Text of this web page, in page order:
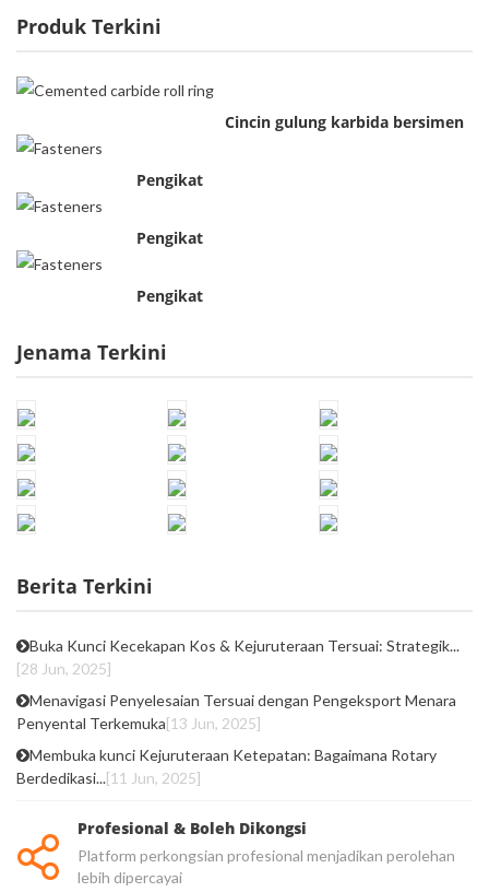
Produk Terkini
Cincin gulung karbida bersimen
Pengikat
Pengikat
Pengikat
Jenama Terkini
Berita Terkini
Buka Kunci Kecekapan Kos & Kejuruteraan Tersuai: Strategik...
[28 Jun, 2025]
Menavigasi Penyelesaian Tersuai dengan Pengeksport Menara
Penyental Terkemuka[13 Jun, 2025]
Membuka kunci Kejuruteraan Ketepatan: Bagaimana Rotary
Berdedikasi...[11 Jun, 2025]
Profesional & Boleh Dikongsi
Platform perkongsian profesional menjadikan perolehan
lebih dipercayai